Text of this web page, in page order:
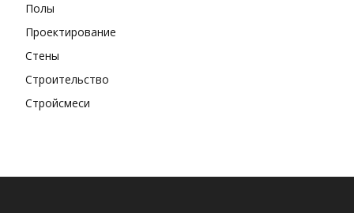
Полы
Проектирование
Стены
Строительство
Стройсмеси